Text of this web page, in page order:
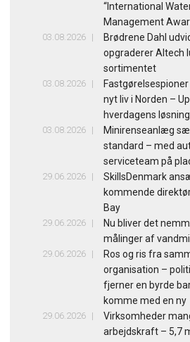
“International
Management
03.08.2026
Brødrene Dahl
opgraderer Altech
sortimentet
03.08.2026
nyt liv i Norden –
hverdagens
03.08.2026
Minirenseanlæg
standard – med
serviceteam på
29.06.2026
SkillsDenmark
kommende
Bay
29.06.2026
Nu bliver det
målinger af
29.06.2026
Ros og ris fra
organisation –
fjerner en byrde
komme med en ny
29.06.2026
Virksomheder
arbejdskraft – 5,7